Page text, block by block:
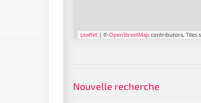
Leaflet | © OpenStreetMap contributors, Tiles
Nouvelle recherche